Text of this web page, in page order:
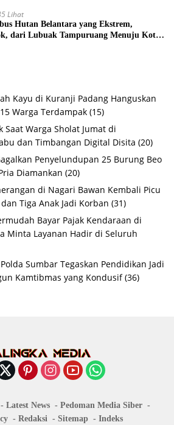
Lihat
Hutan Belantara yang Ekstrem,
dari Lubuak Tampuruang Menuju Koto
Kayu di Kuranji Padang Hanguskan
Warga Terdampak (15)
Saat Warga Sholat Jumat di
dan Timbangan Digital Disita (20)
Penyelundupan 25 Burung Beo
Diamankan (20)
di Nagari Bawan Kembali Picu
Tiga Anak Jadi Korban (31)
Bayar Pajak Kendaraan di
Minta Layanan Hadir di Seluruh
Sumbar Tegaskan Pendidikan Jadi
Kamtibmas yang Kondusif (36)
Latest News
Pedoman Media Siber
Redaksi Sitemap Indeks